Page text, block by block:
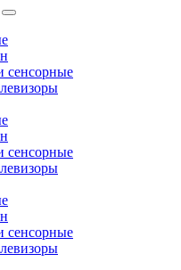
сенсорные
сенсорные
сенсорные